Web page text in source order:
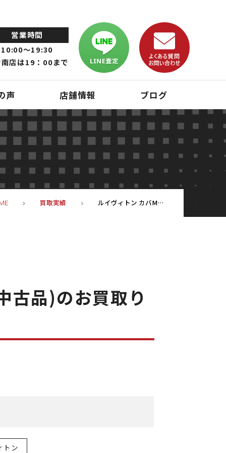
営業時間
10:00～19:30
店は19：00まで
声 店舗情報 ブログ
買取実績 ルイヴィトン カバMM トートバッグ M40087(中古品)のお買取りをしました！【エコプラス小倉南店】
古品)のお買取り
トン